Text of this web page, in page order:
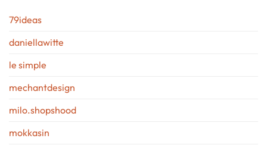
79ideas
daniellawitte
le simple
mechantdesign
milo.shopshood
mokkasin